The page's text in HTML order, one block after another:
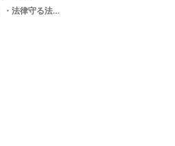
法律守る法律クリエイティブ・コモンズ著作権